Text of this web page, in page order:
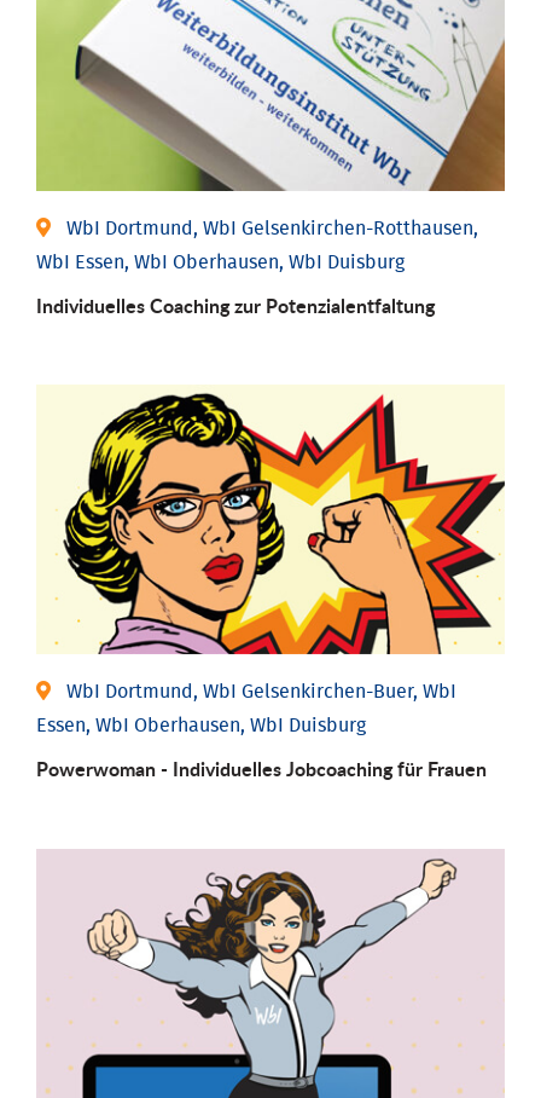
WbI Dortmund, WbI Gelsenkirchen-Rotthausen,
WbI Essen, WbI Oberhausen, WbI Duisburg
Individuelles Coaching zur Potenzialentfaltung
WbI Dortmund, WbI Gelsenkirchen-Buer, WbI
Essen, WbI Oberhausen, WbI Duisburg
Powerwoman - Individu­elles Job­coaching für Frauen